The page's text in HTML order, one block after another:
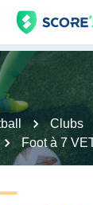
Clubs
Foot à 7